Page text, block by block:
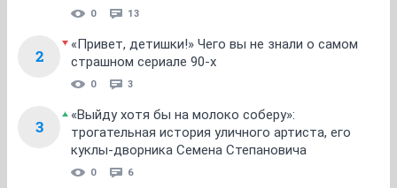
0 13
2
«Привет, детишки!» Чего вы не знали о самом
страшном сериале 90-х
0 3
3
«Выйду хотя бы на молоко соберу»:
трогательная история уличного артиста, его
куклы-дворника Семена Степановича
0 6